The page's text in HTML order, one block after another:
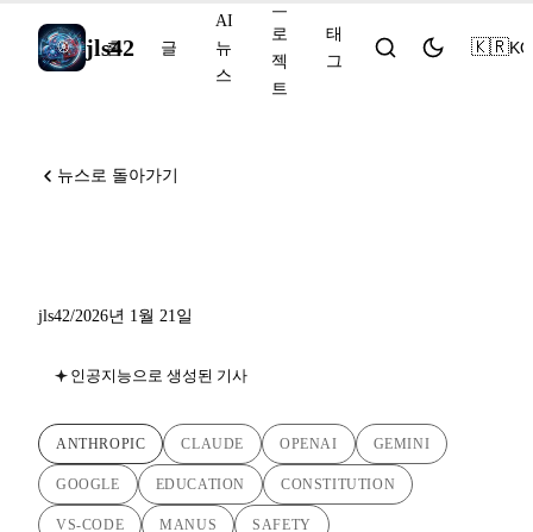
jls42
홈 글
AI
뉴
스
프
로
젝
트
태
그
🇰🇷KO
뉴스로 돌아가기
jls42/2026년 1월 21일
인공지능으로 생성된 기사
ANTHROPIC CLAUDE OPENAI GEMINI
GOOGLE EDUCATION CONSTITUTION
VS-CODE MANUS SAFETY